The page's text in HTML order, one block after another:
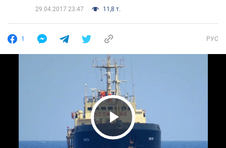
29.04.2017 23:47
11,8 т.
1 РУС
Play Video